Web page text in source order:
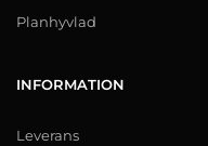
Planhyvlad
INFORMATION
Leverans